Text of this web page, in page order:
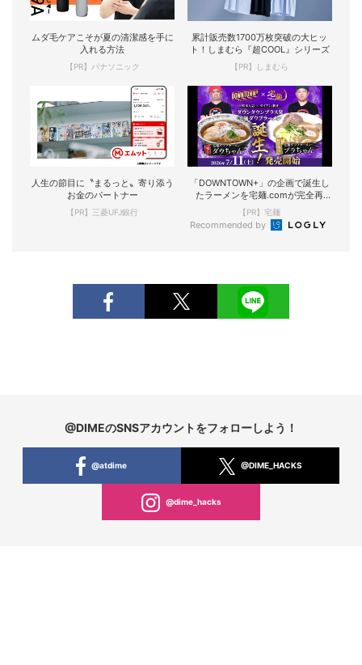
ムダ毛ケアこそが夏の清潔感を手に
入れる方法
【PR】パナソニック
累計販売数1700万枚突破の大ヒッ
ト！しまむら『超COOL』シリーズ
【PR】しまむら
人生の節目に〝まるっと〟寄り添う
お金のパートナー
【PR】三菱UFJ銀行
「DOWNTOWN+」の企画で誕生し
たラーメンを宅麺.comが完全再
現！
【PR】宅麺
Recommended by
@DIMEのSNSアカウントをフォローしよう！
@atdime @DIME_HACKS
@dime_hacks